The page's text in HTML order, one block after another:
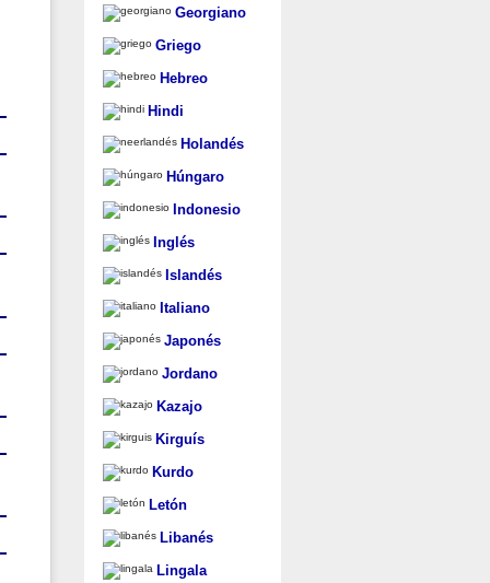
Georgiano
Griego
Hebreo
Hindi
Holandés
Húngaro
Indonesio
Inglés
Islandés
Italiano
Japonés
Jordano
Kazajo
Kirguís
Kurdo
Letón
Libanés
Lingala